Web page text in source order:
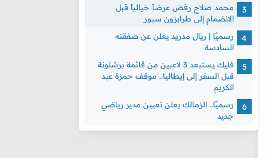
محمد صلاح رفض عرضاً خيالياً قبل
الانضمام إلى طرابزون سبور
رسميًا | ريال مدريد يعلن عن صفقته
السادسة
فليك يستبعد 3 لاعبين من قائمة برشلونة
قبل السفر إلى إيطاليا.. موقف حمزة عبد
الكريم
رسميًا.. الزمالك يعلن تعيين مدير رياضي
جديد